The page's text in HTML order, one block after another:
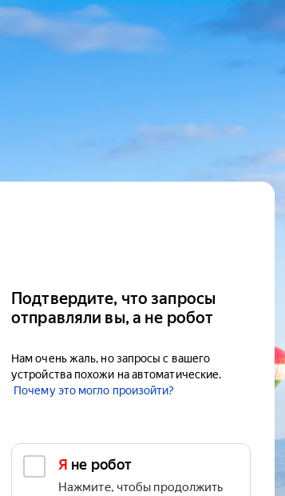
Подтвердите, что запросы
отправляли вы, а не робот
Нам очень жаль, но запросы с вашего
устройства похожи на автоматические.
Почему это могло произойти?
Я не робот
Нажмите, чтобы продолжить